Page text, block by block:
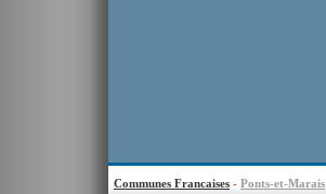
Communes Francaises - Ponts-et-Marais